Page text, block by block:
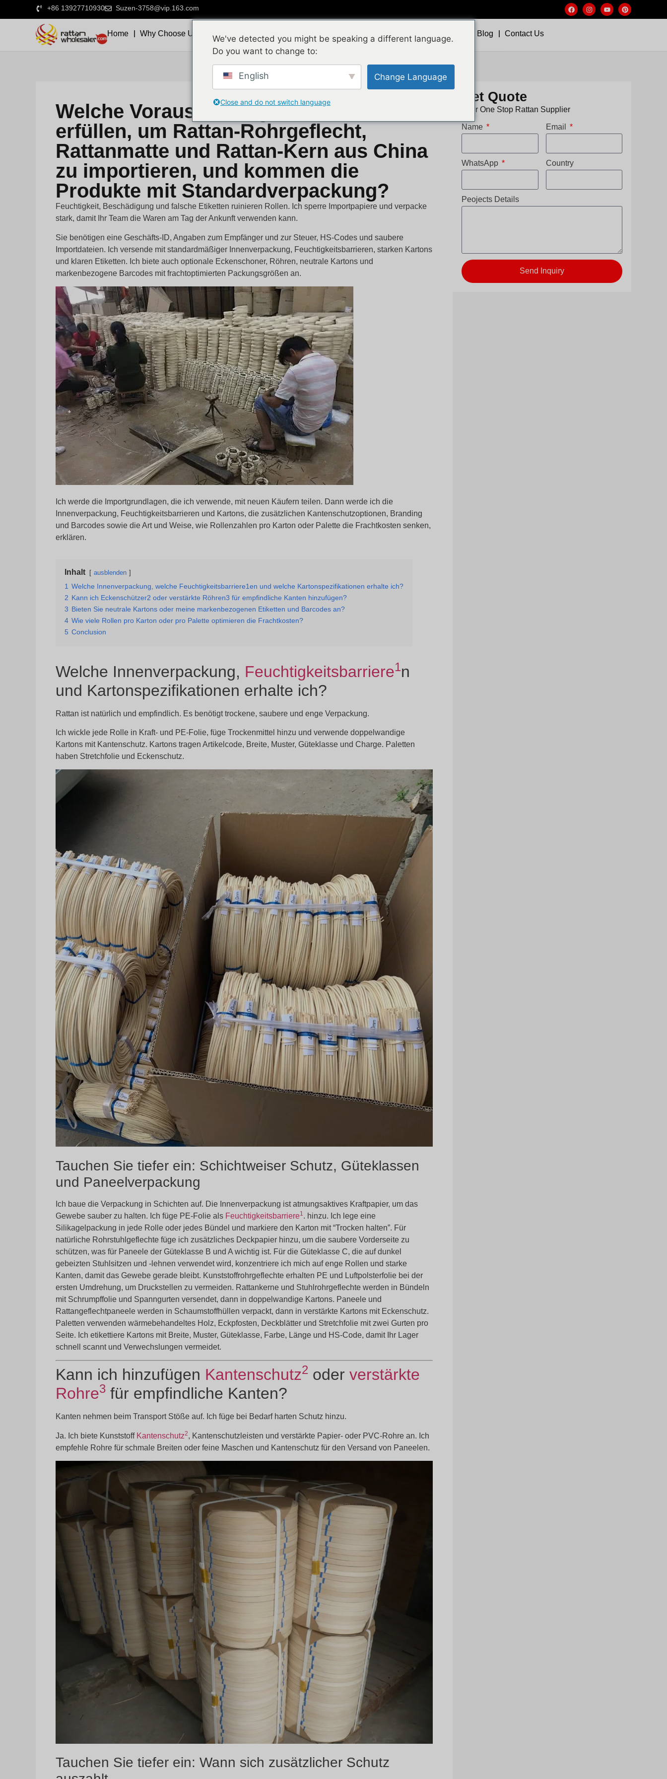
+86 13927710930 Suzen-3758@vip.163.com
Home Why Choose Us Natural Rattan Plastic Rattan New Products Blog Contact Us
Welche Voraussetzungen muss ich
erfüllen, um Rattan-Rohrgeflecht,
Rattanmatte und Rattan-Kern aus China
zu importieren, und kommen die
Produkte mit Standardverpackung?
Feuchtigkeit, Beschädigung und falsche Etiketten ruinieren Rollen. Ich sperre Importpapiere und verpacke
stark, damit Ihr Team die Waren am Tag der Ankunft verwenden kann.
Sie benötigen eine Geschäfts-ID, Angaben zum Empfänger und zur Steuer, HS-Codes und saubere
Importdateien. Ich versende mit standardmäßiger Innenverpackung, Feuchtigkeitsbarrieren, starken Kartons
und klaren Etiketten. Ich biete auch optionale Eckenschoner, Röhren, neutrale Kartons und
markenbezogene Barcodes mit frachtoptimierten Packungsgrößen an.
Ich werde die Importgrundlagen, die ich verwende, mit neuen Käufern teilen. Dann werde ich die
Innenverpackung, Feuchtigkeitsbarrieren und Kartons, die zusätzlichen Kantenschutzoptionen, Branding
und Barcodes sowie die Art und Weise, wie Rollenzahlen pro Karton oder Palette die Frachtkosten senken,
erklären.
Inhalt ausblenden
1 Welche Innenverpackung, welche Feuchtigkeitsbarriere1en und welche Kartonspezifikationen erhalte ich?
2 Kann ich Eckenschützer2 oder verstärkte Röhren3 für empfindliche Kanten hinzufügen?
3 Bieten Sie neutrale Kartons oder meine markenbezogenen Etiketten und Barcodes an?
4 Wie viele Rollen pro Karton oder pro Palette optimieren die Frachtkosten?
5 Conclusion
Welche Innenverpackung, Feuchtigkeitsbarriere1n
und Kartonspezifikationen erhalte ich?
Rattan ist natürlich und empfindlich. Es benötigt trockene, saubere und enge Verpackung.
Ich wickle jede Rolle in Kraft- und PE-Folie, füge Trockenmittel hinzu und verwende doppelwandige
Kartons mit Kantenschutz. Kartons tragen Artikelcode, Breite, Muster, Güteklasse und Charge. Paletten
haben Stretchfolie und Eckenschutz.
Tauchen Sie tiefer ein: Schichtweiser Schutz, Güteklassen
und Paneelverpackung
Ich baue die Verpackung in Schichten auf. Die Innenverpackung ist atmungsaktives Kraftpapier, um das
Gewebe sauber zu halten. Ich füge PE-Folie als Feuchtigkeitsbarriere1 . hinzu. Ich lege eine
Silikagelpackung in jede Rolle oder jedes Bündel und markiere den Karton mit “Trocken halten”. Für
natürliche Rohrstuhlgeflechte füge ich zusätzliches Deckpapier hinzu, um die saubere Vorderseite zu
schützen, was für Paneele der Güteklasse B und A wichtig ist. Für die Güteklasse C, die auf dunkel
gebeizten Stuhlsitzen und -lehnen verwendet wird, konzentriere ich mich auf enge Rollen und starke
Kanten, damit das Gewebe gerade bleibt. Kunststoffrohrgeflechte erhalten PE und Luftpolsterfolie bei der
ersten Umdrehung, um Druckstellen zu vermeiden. Rattankerne und Stuhlrohrgeflechte werden in Bündeln
mit Schrumpffolie und Spanngurten versendet, dann in doppelwandige Kartons. Paneele und
Rattangeflechtpaneele werden in Schaumstoffhüllen verpackt, dann in verstärkte Kartons mit Eckenschutz.
Paletten verwenden wärmebehandeltes Holz, Eckpfosten, Deckblätter und Stretchfolie mit zwei Gurten pro
Seite. Ich etikettiere Kartons mit Breite, Muster, Güteklasse, Farbe, Länge und HS-Code, damit Ihr Lager
schnell scannt und Verwechslungen vermeidet.
Kann ich hinzufügen Kantenschutz2 oder verstärkte
Rohre3 für empfindliche Kanten?
Kanten nehmen beim Transport Stöße auf. Ich füge bei Bedarf harten Schutz hinzu.
Ja. Ich biete Kunststoff Kantenschutz2, Kantenschutzleisten und verstärkte Papier- oder PVC-Rohre an. Ich
empfehle Rohre für schmale Breiten oder feine Maschen und Kantenschutz für den Versand von Paneelen.
Tauchen Sie tiefer ein: Wann sich zusätzlicher Schutz
Get Quote
Your One Stop Rattan Supplier
Name Email
WhatsApp Country
Peojects Details
Send Inquiry
We've detected you might be speaking a different language.
Do you want to change to:
English Change Language
Close and do not switch language